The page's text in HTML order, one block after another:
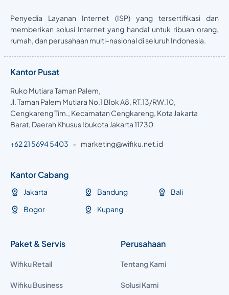
Penyedia Layanan Internet (ISP) yang tersertifikasi dan
memberikan solusi Internet yang handal untuk ribuan orang,
rumah, dan perusahaan multi-nasional di seluruh Indonesia.
Kantor Pusat
Ruko Mutiara Taman Palem,
Jl. Taman Palem Mutiara No.1 Blok A8, RT.13/RW.10,
Cengkareng Tim., Kecamatan Cengkareng, Kota Jakarta
Barat, Daerah Khusus Ibukota Jakarta 11730
+62 21 5694 5403 • marketing@wifiku.net.id
Kantor Cabang
Jakarta
Bogor
Bandung
Kupang
Bali
Paket & Servis
Wifiku Retail
Wifiku Business
Perusahaan
Tentang Kami
Solusi Kami